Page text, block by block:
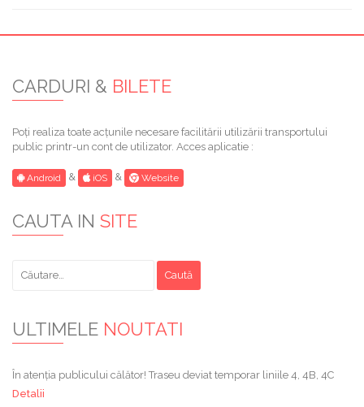
CARDURI & BILETE
Poți realiza toate acțunile necesare facilitării utilizării transportului
public printr-un cont de utilizator. Acces aplicatie :
Android & iOS & Website
CAUTA IN SITE
după:
ULTIMELE NOUTATI
În atenția publicului călător! Traseu deviat temporar liniile 4, 4B, 4C
Detalii